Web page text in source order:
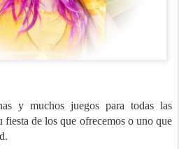
y muchos juegos para todas las
fiesta de los que ofrecemos o uno que